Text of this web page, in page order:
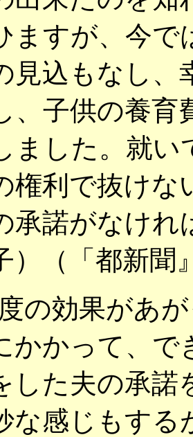
ますが、今で
見込もなし、
、子供の養育
ました。就い
権利で抜けな
承諾がなけれ
）（「都新聞
の効果があ
かかって、
した夫の承諾
な感じもする